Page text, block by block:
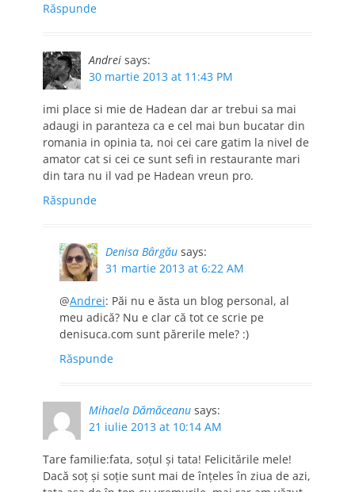
Răspunde
Andrei says:
30 martie 2013 at 11:43 PM
imi place si mie de Hadean dar ar trebui sa mai
adaugi in paranteza ca e cel mai bun bucatar din
romania in opinia ta, noi cei care gatim la nivel de
amator cat si cei ce sunt sefi in restaurante mari
din tara nu il vad pe Hadean vreun pro.
Răspunde
Denisa Bârgău says:
31 martie 2013 at 6:22 AM
@Andrei: Păi nu e ăsta un blog personal, al
meu adică? Nu e clar că tot ce scrie pe
denisuca.com sunt părerile mele? :)
Răspunde
Mihaela Dămăceanu says:
21 iulie 2013 at 10:14 AM
Tare familie:fata, soţul şi tata! Felicitările mele!
Dacă soţ şi soţie sunt mai de înţeles în ziua de azi,